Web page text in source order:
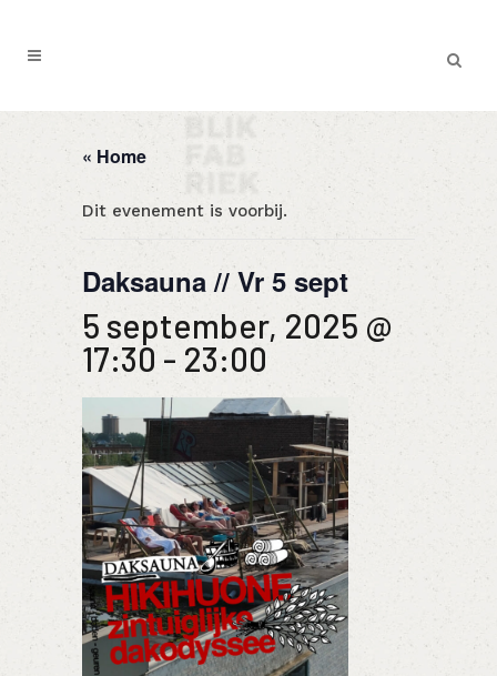
« Home
Dit evenement is voorbij.
Daksauna // Vr 5 sept
5 september, 2025 @
17:30 - 23:00